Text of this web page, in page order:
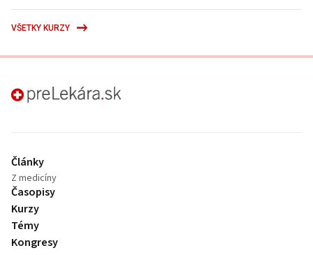
VŠETKY KURZY
preLekára.sk
Články
Z medicíny
Časopisy
Kurzy
Témy
Kongresy